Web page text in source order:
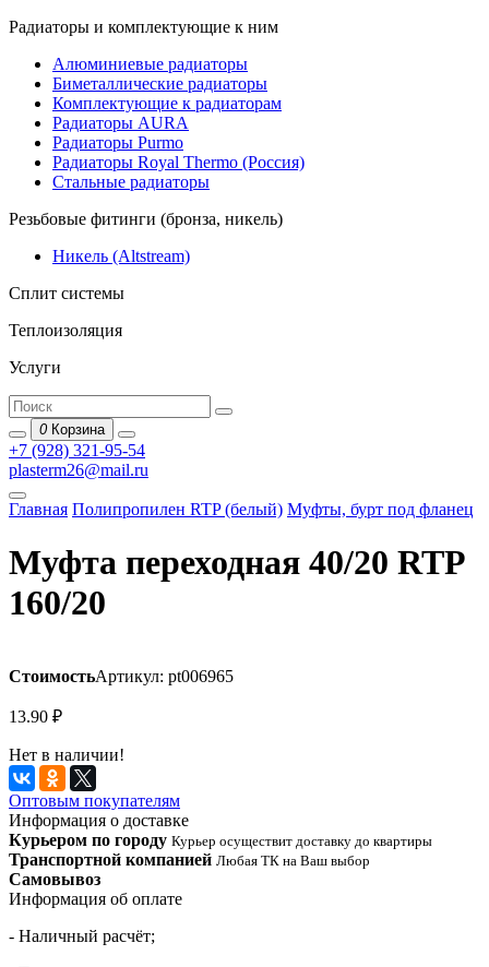
Радиаторы и комплектующие к ним
Алюминиевые радиаторы
Биметаллические радиаторы
Комплектующие к радиаторам
Радиаторы AURA
Радиаторы Purmo
Радиаторы Royal Thermo (Россия)
Стальные радиаторы
Резьбовые фитинги (бронза, никель)
Никель (Altstream)
Сплит системы
Теплоизоляция
Услуги
0 Корзина
+7 (928) 321-95-54
plasterm26@mail.ru
Главная Полипропилен RTP (белый) Муфты, бурт под фланец
Муфта переходная 40/20 RTP
160/20
СтоимостьАртикул: pt006965
13.90 ₽
Нет в наличии!
Оптовым покупателям
Информация о доставке
Курьером по городу Курьер осуществит доставку до квартиры
Транспортной компанией Любая ТК на Ваш выбор
Самовывоз
Информация об оплате
- Наличный расчёт;